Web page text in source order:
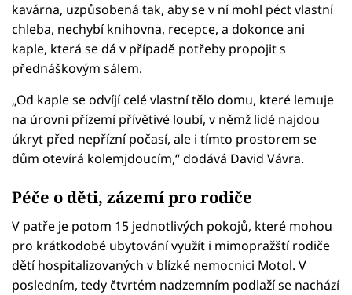
kavárna, uzpůsobená tak, aby se v ní mohl péct vlastní
chleba, nechybí knihovna, recepce, a dokonce ani
kaple, která se dá v případě potřeby propojit s
přednáškovým sálem.
„Od kaple se odvíjí celé vlastní tělo domu, které lemuje
na úrovni přízemí přívětivé loubí, v němž lidé najdou
úkryt před nepřízní počasí, ale i tímto prostorem se
dům otevírá kolemjdoucím,“ dodává David Vávra.
Péče o děti, zázemí pro rodiče
V patře je potom 15 jednotlivých pokojů, které mohou
pro krátkodobé ubytování využít i mimopražští rodiče
dětí hospitalizovaných v blízké nemocnici Motol. V
posledním, tedy čtvrtém nadzemním podlaží se nachází